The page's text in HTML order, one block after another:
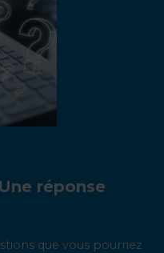
réponse
que vous pourriez